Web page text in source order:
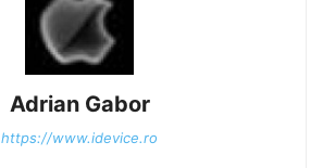
Adrian Gabor
https://www.idevice.ro